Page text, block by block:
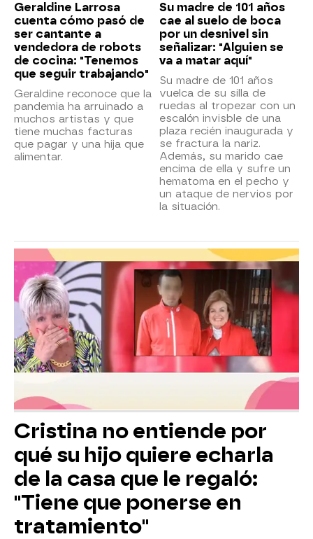
Geraldine Larrosa
cuenta cómo pasó de
ser cantante a
vendedora de robots
de cocina: "Tenemos
que seguir trabajando"
Geraldine reconoce que la
pandemia ha arruinado a
muchos artistas y que
tiene muchas facturas
que pagar y una hija que
alimentar.
Su madre de 101 años
cae al suelo de boca
por un desnivel sin
señalizar: "Alguien se
va a matar aquí"
Su madre de 101 años
vuelca de su silla de
ruedas al tropezar con un
escalón invisble de una
plaza recién inaugurada y
se fractura la nariz.
Además, su marido cae
encima de ella y sufre un
hematoma en el pecho y
un ataque de nervios por
la situación.
Cristina no entiende por
qué su hijo quiere echarla
de la casa que le regaló:
"Tiene que ponerse en
tratamiento"